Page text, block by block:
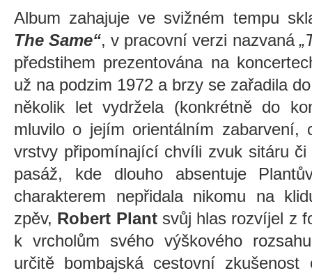
Album zahajuje ve svižném tempu
The Same“, v pracovní verzi nazvaná
předstihem prezentována na
už na podzim 1972 a brzy se zařadila
několik let vydržela (konkrétně do
mluvilo o jejím orientálním zabarvení,
vrstvy připomínající chvíli zvuk sitáru
pasáž, kde dlouho absentuje
charakterem nepřidala nikomu na
zpěv, Robert Plantsvůj hlas rozvíjel z
k vrcholům svého výškového
určitě bombajská cestovní